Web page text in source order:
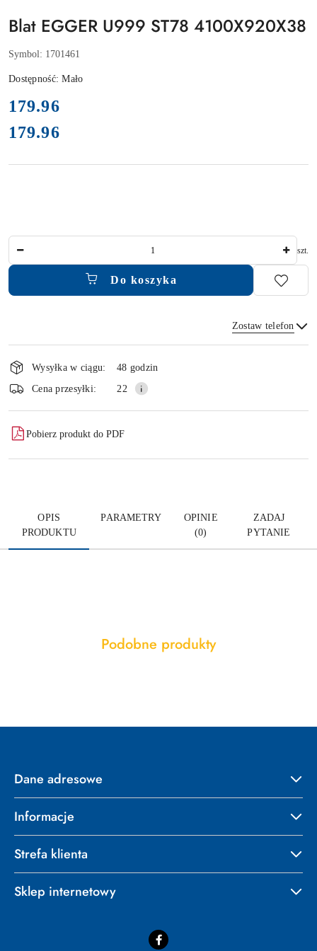
Blat EGGER U999 ST78 4100X920X38
Symbol: 1701461
Dostępność:Mało
cena:
179.96
Cena:
179.96
szt.
Do koszyka
Zostaw telefon
Wyślij
Dostępność
i
dostawa
Wysyłka w ciągu:
48 godzin
Cena przesyłki:
22
Pobierz produkt do PDF
OPIS
PRODUKTU
PARAMETRY
OPINIE
(0)
ZADAJ
PYTANIE
Pomiń karuzelę produktów
Produkty
Podobne produkty
Dane adresowe
Informacje
Strefa klienta
Sklep internetowy